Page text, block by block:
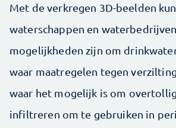
Met de verkregen 3D-beelden
waterschappen en
mogelijkheden zijn om
waar maatregelen tegen
waar het mogelijk is om
infiltreren om te gebruiken in